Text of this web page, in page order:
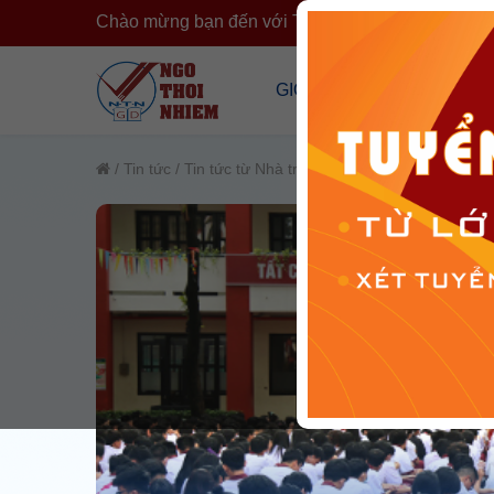
Chào mừng bạn đến với Trường Ngô Thời Nhiệm
GIỚI THIỆU
Tổng Quan Về Trường
Cơ Sở Vật Chất
Đội Ngũ Nhân Sự
Tổ Chức Đoàn Thể
CÔNG KHAI
Công Khai
Công Khai
Cải Cách
/ Tin tức / Tin tức từ Nhà trường / Tin hoạt động phong